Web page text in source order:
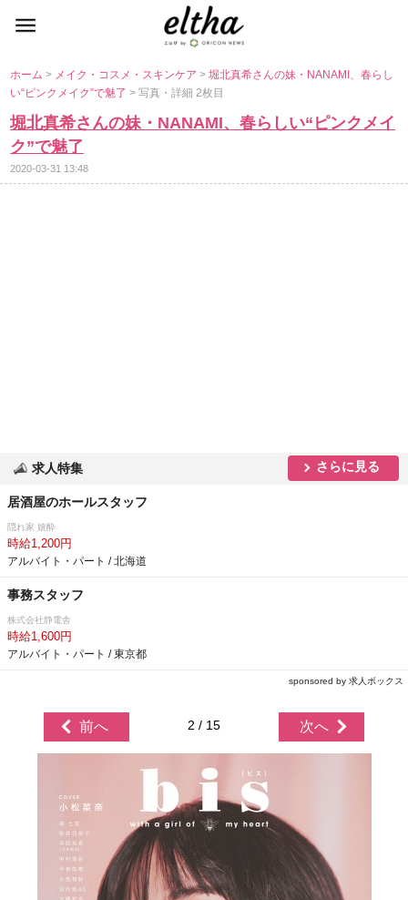
ホーム> メイク・コスメ・スキンケア>堀北真希さんの妹・NANAMI、春らし
い“ピンクメイク”で魅了> 写真・詳細 2枚目
堀北真希さんの妹・NANAMI、春らしい“ピンクメイ
ク”で魅了
2020-03-31 13:48
求人特集 さらに見る
居酒屋のホールスタッフ
隠れ家 嬉酔
時給1,200円
アルバイト・パート / 北海道
事務スタッフ
株式会社静電舎
時給1,600円
アルバイト・パート / 東京都
sponsored by 求人ボックス
前へ 2 / 15 次へ